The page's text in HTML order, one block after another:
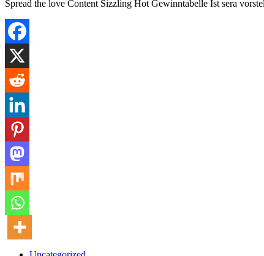
Spread the love Content Sizzling Hot Gewinntabelle Ist sera